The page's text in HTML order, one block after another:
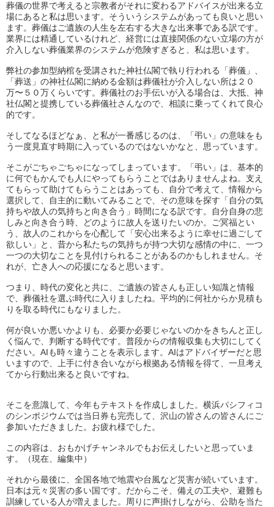
葬儀の世界で考えると宗教者がそれに変わるアドバイスが出来る立
場にあると私は思います。 そういうシステムがあっても良いと思い
ます。 葬儀はご遺族の人生を左右する大きな出来事である訳です。
業界には精通しているけれど、 経営には直接関係のない立場の方が
介入しない葬儀業界のシステムが危険すぎると、私は思います。
弊社の参加型納棺を受講された神社仏閣で執り行われる「葬儀」、
「葬送」 の神社仏閣に納める金額は葬儀社が介入しない所は２０
万〜 ５０万くらいです。葬儀社のお手伝いが入る場合は、大抵、 神
社仏閣と提携している葬儀社さんなので、 相談に乗ってくれて良心
的です。
そしてなるほどなぁ、と私が一番感じるのは、「弔い」 の意味をも
う一度見直す時期に入っているのではないかなと、 思っています。
そこがごちゃごちゃになってしまっています。「弔い」は、 基本的
に何でもかんでも人にやってもらうことではありませんよね。支え
てもらって助けてもらうことはあっても、自分で考えて、情報から
選択して、自主的に動いてみることで、その意味を探す「 自分の気
持ちや故人の気持ちと向き合う」時間になる訳です。
自分自身の悲
しみと向き合う時、どのように故人を送りたいのか。
ご冥福とい
う、故人のこれからを心配して「安心出来るように幸せに過ごして
欲しい」と、 昔から私たちの気持ちが持つ大切な感情の中に、 一つ
一つの大切なことを見付けられることがあるのかもしれません。そ
れが、亡き人への応援になると思います。
つまり、時代の変化と共に、
ご遺族の皆さんも正しい知識と情報
で、 葬儀社を選ぶ時代に入りましたね。 平均的に何社からか見積も
りを取る時代にもなりました。
何が良いか悪いかよりも、 必要か必要じゃないのかをきちんと正し
く悩んで、 判断する時代です。普段からの情報収集も大切にしてく
ださい。 AIも時々違うことを表示します。 AIはアドバイザーだと思
いますので、
上手に付き合いながら根拠ある情報を得て、 一旦考え
てから行動出来ると良いですね。
そこを意識して、今年もテキストを作成しました。 横浜パシフィコ
のシンポジウムでは当日券も完売して、 沢山の皆さんの皆さんにご
参加いただきました。お疲れ様でした。
この内容は、 おもかげチャンネルでもお伝えしたいと思っていま
す。（現在、 編集中）
それから最後に、全国各地で地震や台風など災害が続いています。
日本は元々災害の多い国です。だからこそ、備えの工夫や、 避難も
訓練している人が増えました。周りに声掛けしながら、 公助を当た